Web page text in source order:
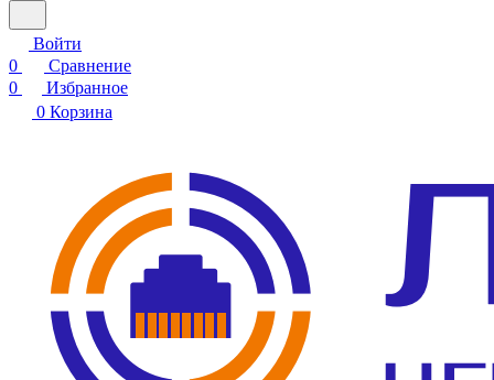
Войти
0
Сравнение
0
Избранное
0 Корзина